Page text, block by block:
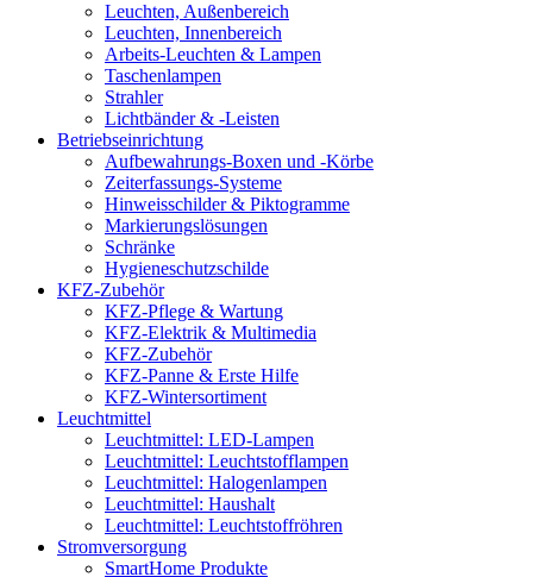
Leuchten, Außenbereich
Leuchten, Innenbereich
Arbeits-Leuchten & Lampen
Taschenlampen
Strahler
Lichtbänder & -Leisten
Betriebseinrichtung
Aufbewahrungs-Boxen und -Körbe
Zeiterfassungs-Systeme
Hinweisschilder & Piktogramme
Markierungslösungen
Schränke
Hygieneschutzschilde
KFZ-Zubehör
KFZ-Pflege & Wartung
KFZ-Elektrik & Multimedia
KFZ-Zubehör
KFZ-Panne & Erste Hilfe
KFZ-Wintersortiment
Leuchtmittel
Leuchtmittel: LED-Lampen
Leuchtmittel: Leuchtstofflampen
Leuchtmittel: Halogenlampen
Leuchtmittel: Haushalt
Leuchtmittel: Leuchtstoffröhren
Stromversorgung
SmartHome Produkte